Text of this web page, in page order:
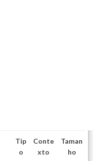
Tip
o
Conte
xto
Taman
ho